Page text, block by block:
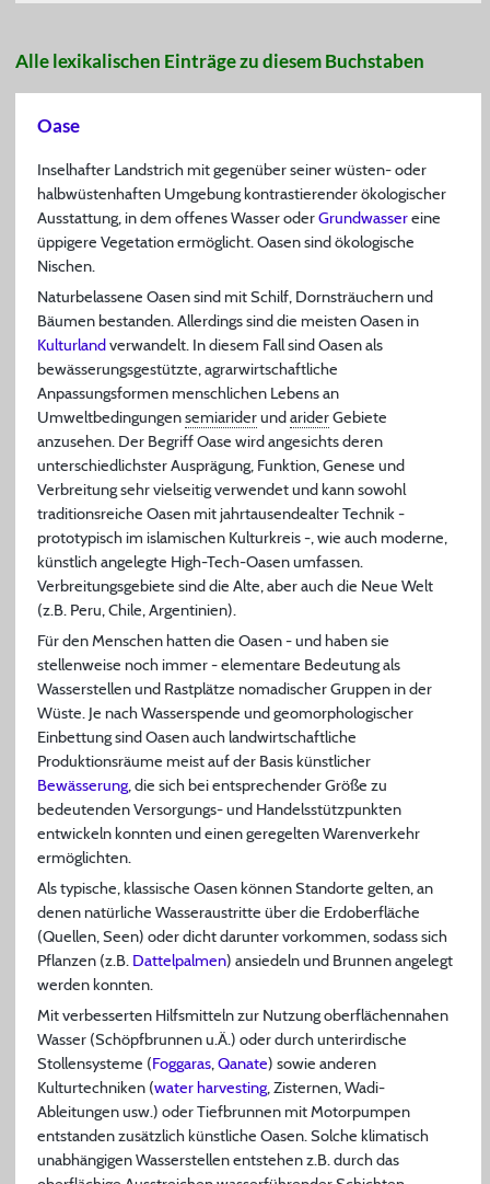
Alle lexikalischen Einträge zu diesem Buchstaben
Oase
Inselhafter Landstrich mit gegenüber seiner wüsten- oder
halbwüstenhaften Umgebung kontrastierender ökologischer
Ausstattung, in dem offenes Wasser oderGrundwassereine
üppigere Vegetation ermöglicht. Oasen sind ökologische
Nischen.
Naturbelassene Oasen sind mit Schilf, Dornsträuchern und
Bäumen bestanden. Allerdings sind die meisten Oasen in
Kulturlandverwandelt. In diesem Fall sind Oasen als
bewässerungsgestützte, agrarwirtschaftliche
Anpassungsformen menschlichen Lebens an
UmweltbedingungensemiariderundariderGebiete
anzusehen. Der Begriff Oase wird angesichts deren
unterschiedlichster Ausprägung, Funktion, Genese und
Verbreitung sehr vielseitig verwendet und kann sowohl
traditionsreiche Oasen mit jahrtausendealter Technik -
prototypisch im islamischen Kulturkreis -, wie auch moderne,
künstlich angelegte High-Tech-Oasen umfassen.
Verbreitungsgebiete sind die Alte, aber auch die Neue Welt
(z.B. Peru, Chile, Argentinien).
Für den Menschen hatten die Oasen - und haben sie
stellenweise noch immer - elementare Bedeutung als
Wasserstellen und Rastplätze nomadischer Gruppen in der
Wüste. Je nach Wasserspende und geomorphologischer
Einbettung sind Oasen auch landwirtschaftliche
Produktionsräume meist auf der Basis künstlicher
Bewässerung, die sich bei entsprechender Größe zu
bedeutenden Versorgungs- und Handelsstützpunkten
entwickeln konnten und einen geregelten Warenverkehr
ermöglichten.
Als typische, klassische Oasen können Standorte gelten, an
denen natürliche Wasseraustritte über die Erdoberfläche
(Quellen, Seen) oder dicht darunter vorkommen, sodass sich
Pflanzen (z.B. Dattelpalmen) ansiedeln und Brunnen angelegt
werden konnten.
Mit verbesserten Hilfsmitteln zur Nutzung oberflächennahen
Wasser (Schöpfbrunnen u.Ä.) oder durch unterirdische
Stollensysteme (Foggaras,Qanate) sowie anderen
Kulturtechniken (water harvesting, Zisternen, Wadi-
Ableitungen usw.) oder Tiefbrunnen mit Motorpumpen
entstanden zusätzlich künstliche Oasen. Solche klimatisch
unabhängigen Wasserstellen entstehen z.B. durch das